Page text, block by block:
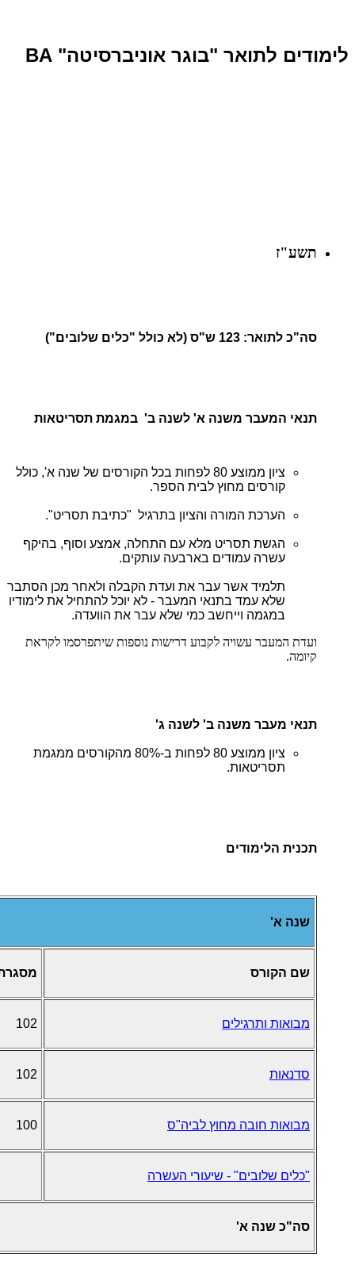
לימודים לתואר "בוגר אוניברסיטה" BA
תשע"ז
סה"כ לתואר: 123 ש"ס (לא כולל "כלים שלובים")
תנאי המעבר משנה א' לשנה ב' במגמת תסריטאות
ציון ממוצע 80 לפחות בכל הקורסים של שנה א', כולל
קורסים מחוץ לבית הספר.
הערכת המורה והציון בתרגיל "כתיבת תסריט".
הגשת תסריט מלא עם התחלה, אמצע וסוף, בהיקף
עשרה עמודים בארבעה עותקים.
תלמיד אשר עבר את ועדת הקבלה ולאחר מכן הסתבר
שלא עמד בתנאי המעבר - לא יוכל להתחיל את לימודיו
במגמה וייחשב כמי שלא עבר את הוועדה.
ועדת המעבר עשויה לקבוע דרישות נוספות שיתפרסמו לקראת
קיומה.
תנאי מעבר משנה ב' לשנה ג'
ציון ממוצע 80 לפחות ב-80% מהקורסים ממגמת
תסריטאות.
תכנית הלימודים
שנה א'
שם הקורס
מבואות ותרגילים 102
סדנאות 102
מבואות חובה מחוץ לביה"ס 100
"כלים שלובים" - שיעורי העשרה
סה"כ שנה א'